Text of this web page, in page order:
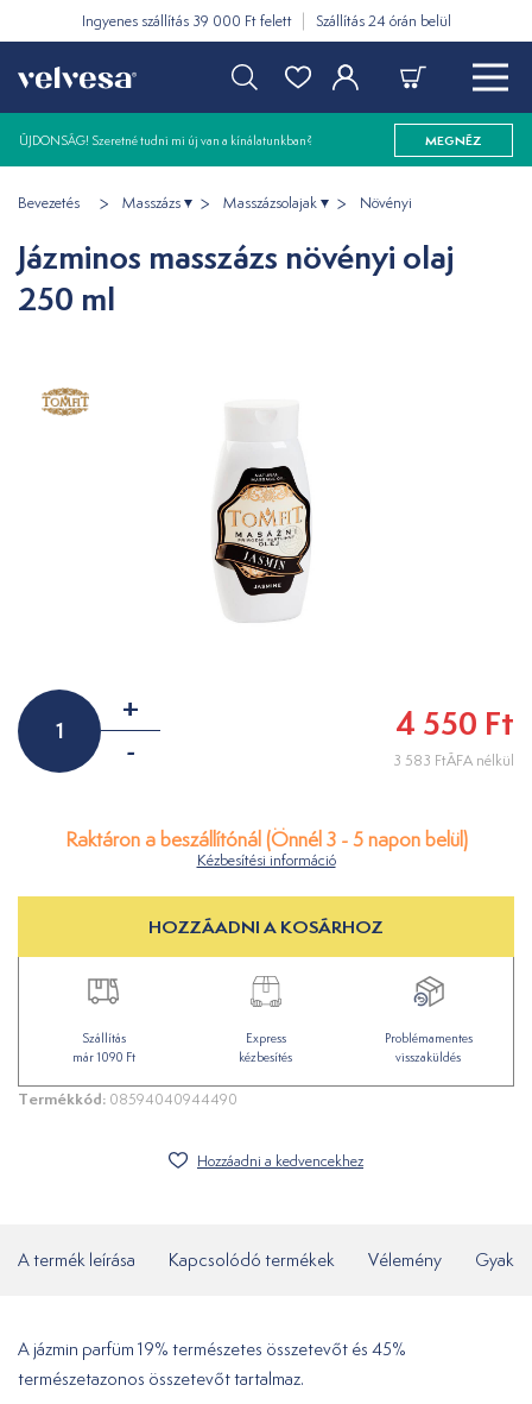
Ingyenes szállítás 39 000 Ft felett Szállítás 24 órán belül
ÚJDONSÁG! Szeretné tudni mi új van a kínálatunkban? MEGNÉZ
Bevezetés Masszázs Masszázsolajak Növényi
Jázminos masszázs növényi olaj
250 ml
+
-
4 550 Ft
3 583 FtÁFA nélkül
Raktáron a beszállítónál (Önnél 3 - 5 napon belül)
Kézbesítési információ
HOZZÁADNI A KOSÁRHOZ
Szállítás
már 1090 Ft
Express
kézbesítés
Problémamentes
visszaküldés
Termékkód: 08594040944490
Hozzáadni a kedvencekhez
A termék leírása Kapcsolódó termékek Vélemény
A jázmin parfüm 19% természetes összetevőt és 45%
természetazonos összetevőt tartalmaz.